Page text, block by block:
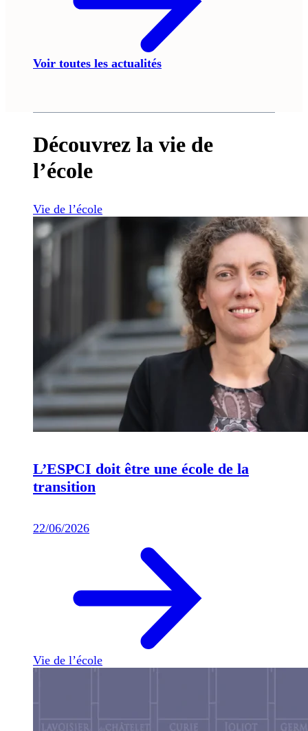
Voir toutes les actualités
Découvrez la vie de
l’école
Vie de l’école
L’ESPCI doit être une école de la
transition
22/06/2026
Vie de l’école